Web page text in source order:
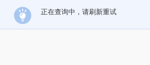
正在查询中，请刷新重试